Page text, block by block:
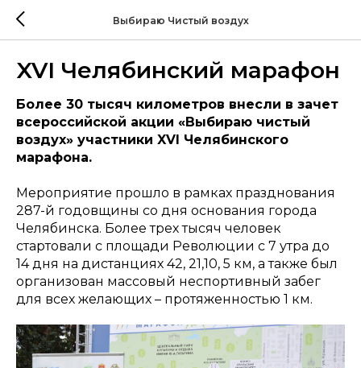
Выбираю Чистый воздух
XVI Челябинский марафон
Более 30 тысяч километров внесли в зачет
всероссийской акции «Выбираю чистый
воздух» участники XVI Челябинского
марафона.
Мероприятие прошло в рамках празднования
287-й годовщины со дня основания города
Челябинска. Более трех тысяч человек
стартовали с площади Революции с 7 утра до
14 дня на дистанциях 42, 21,10, 5 км, а также был
организован массовый неспортивный забег
для всех желающих – протяженностью 1 км.